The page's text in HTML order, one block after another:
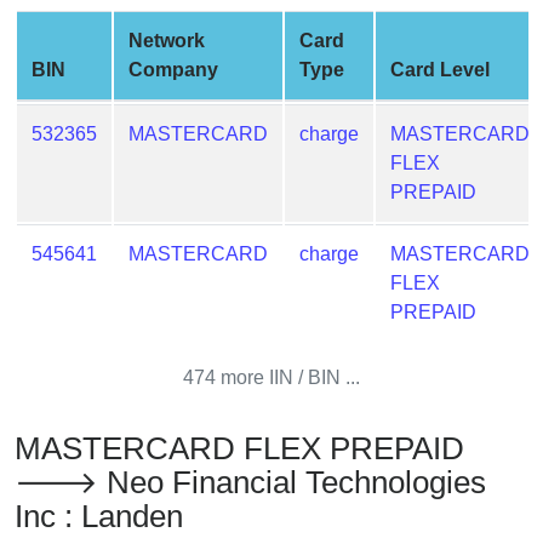
Checker
Service
IP
Address
BIN
Checker
/
Validator
BIN
Network
Company
Card
Type
Card Level
532365 MASTERCARD charge
MASTERCARD
FLEX
PREPAID
545641 MASTERCARD charge
MASTERCARD
FLEX
PREPAID
474 more IIN / BIN ...
MASTERCARD FLEX PREPAID
🡒 Neo Financial Technologies
Inc : Landen